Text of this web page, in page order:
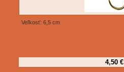
Veľkosť: 6,5 cm
4,50 €